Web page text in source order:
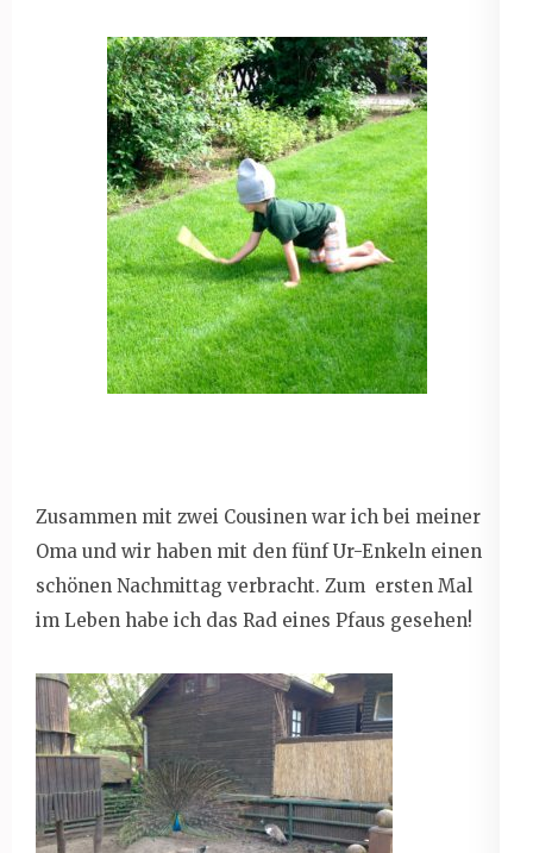
Zusammen mit zwei Cousinen war ich bei meiner
Oma und wir haben mit den fünf Ur-Enkeln einen
schönen Nachmittag verbracht. Zum ersten Mal
im Leben habe ich das Rad eines Pfaus gesehen!